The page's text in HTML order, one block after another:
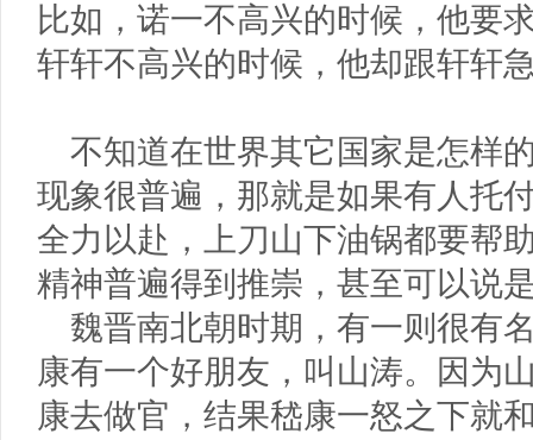
比如，诺一不高兴的时候，他要
轩轩不高兴的时候，他却跟轩轩
不知道在世界其它国家是怎样
现象很普遍，那就是如果有人托
全力以赴，上刀山下油锅都要帮
精神普遍得到推崇，甚至可以说
魏晋南北朝时期，有一则很有
康有一个好朋友，叫山涛。因为
康去做官，结果嵇康一怒之下就